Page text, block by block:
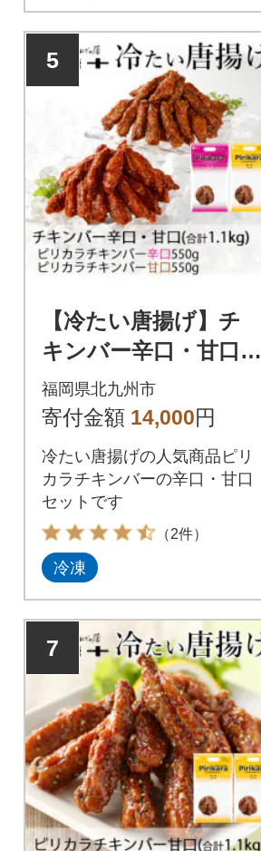
5
【冷たい唐揚げ】チ
キンバー辛口・甘口セ
ット1.1kg
福岡県北九州市
寄付金額 14,000円
冷たい唐揚げの人気商品ピリ
カラチキンバーの辛口・甘口
セットです
（2件）
冷凍
7